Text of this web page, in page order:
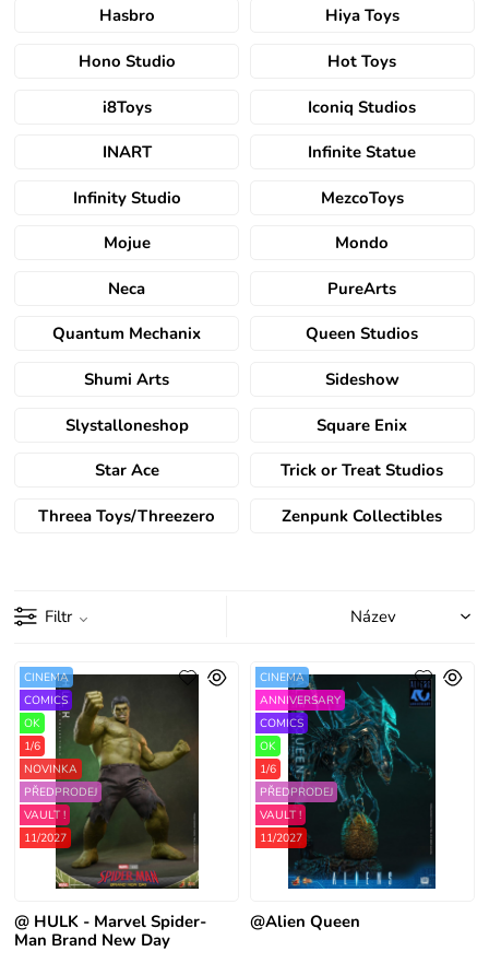
Hasbro Hiya Toys
Hono Studio Hot Toys
i8Toys Iconiq Studios
INART Infinite Statue
Infinity Studio MezcoToys
Mojue Mondo
Neca PureArts
Quantum Mechanix Queen Studios
Shumi Arts Sideshow
Slystalloneshop Square Enix
Star Ace Trick or Treat Studios
Threea Toys/Threezero Zenpunk Collectibles
Filtr
@ HULK - Marvel Spider-
Man Brand New Day
CINEMA
COMICS
OK
1/6
NOVINKA
PŘEDPRODEJ
VAULT !
11/2027
@Alien Queen
CINEMA
ANNIVERSARY
COMICS
OK
1/6
PŘEDPRODEJ
VAULT !
11/2027